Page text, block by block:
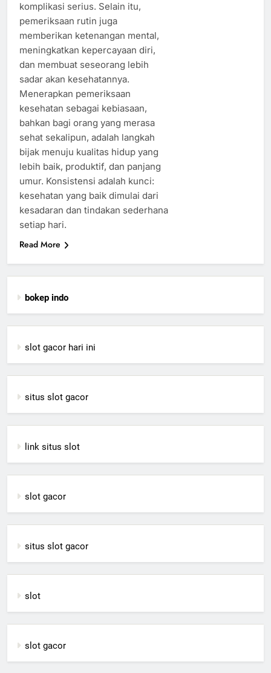
komplikasi serius. Selain itu,
pemeriksaan rutin juga
memberikan ketenangan mental,
meningkatkan kepercayaan diri,
dan membuat seseorang lebih
sadar akan kesehatannya.
Menerapkan pemeriksaan
kesehatan sebagai kebiasaan,
bahkan bagi orang yang merasa
sehat sekalipun, adalah langkah
bijak menuju kualitas hidup yang
lebih baik, produktif, dan panjang
umur. Konsistensi adalah kunci:
kesehatan yang baik dimulai dari
kesadaran dan tindakan sederhana
setiap hari.
Read More
bokep indo
slot gacor hari ini
situs slot gacor
link situs slot
slot gacor
situs slot gacor
slot
slot gacor